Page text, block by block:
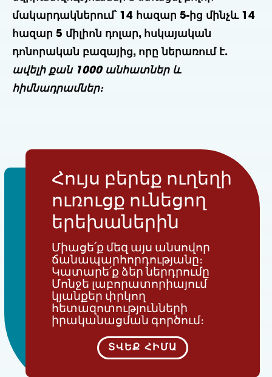
մակարդակներում՝ 14 հազար 5-ից մինչև 14
հազար 5 միլիոն դոլար, հսկայական
դոնորական բազայից, որը ներառում է.
ավելի քան 1000 անհատներ և
հիմնադրամներ։
Հույս բերեք ուղեղի
ուռուցք ունեցող
երեխաներին
Միացե՛ք մեզ այս անսովոր
ճանապարհորդությանը։
Կատարե՛ք ձեր ներդրումը
Մոնջե լաբորատորիայում
կյանքեր փրկող
հետազոտությունների
իրականացման գործում։
ՏՎԵՔ ՀԻՄԱ